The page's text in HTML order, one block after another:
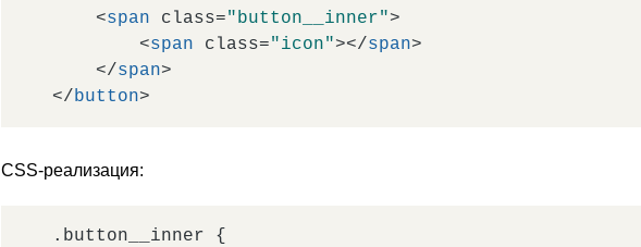
<span class="button__inner">
<span class="icon"></span>
</span>
</button>
CSS-реализация:
.button__inner {